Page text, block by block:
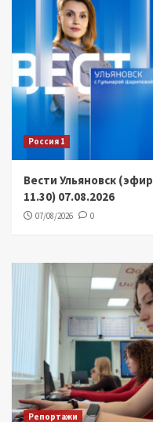
Россия 1
Вести Ульяновск (эфир
11.30) 07.08.2026
07/08/2026 0
Репортажи